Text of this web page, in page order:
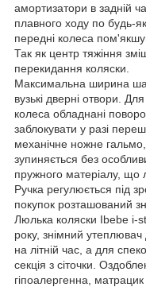
амортизатори в задній
плавного ходу по будь-
передні колеса
Так як центр тяжіння
перекидання коляски.
Максимальна ширина
вузькі дверні отвори.
колеса обладнані
заблокувати у разі
механічне ножне гальмо,
зупиняється без
пружного матеріалу, що
Ручка регулюється під
покупок розташований
Люлька коляски Ibebe i-
року, знімний
на літній час, а для
секція з сіточки.
гіпоалергенна,